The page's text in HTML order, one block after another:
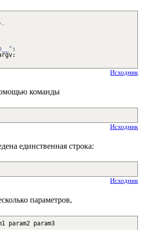
:
:
Исходник
команды
Исходник
единственная строка:
Исходник
параметров,
param2 param3